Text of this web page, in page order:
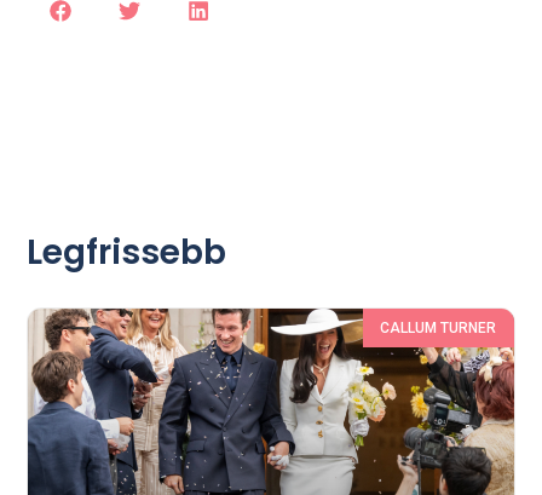
Legfrissebb
CALLUM TURNER